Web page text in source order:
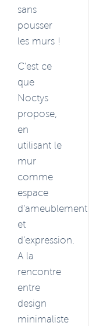
sans
pousser
les murs !
C’est ce
que
Noctys
propose,
en
utilisant le
mur
comme
espace
d’ameublement
et
d’expression.
A la
rencontre
entre
design
minimaliste